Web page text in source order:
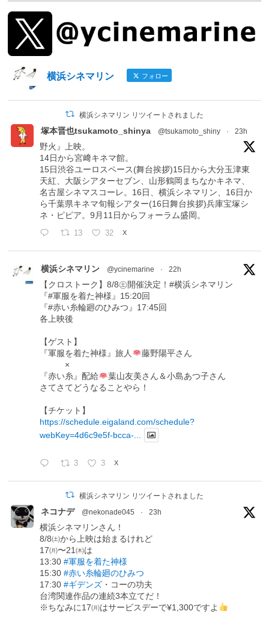
横浜シネマリン フォロー
横浜シネマリン リツイートされました
塚本晋也tsukamoto_shinya @tsukamoto_shiny · 23h
野火』上映。
14日から宮﨑キネマ館。
15日渋谷ユーロスペース(舞台挨拶)15日から大分玉津東
天紅、大阪シアターセブン、山形鶴岡まちなかキネマ、
名古屋シネマスコーレ。16日、横浜シネマリン、16日か
ら千葉県キネマ旬報シアター(16日舞台挨拶)兵庫宝塚シ
ネ・ピピア。9月11日からフォーラム盛岡。
13 32 X
横浜シネマリン @ycinemarine · 22h
【クロストーク】8/8㊏開催決定！#横浜シネマリン
『#軍服を着た神様』15:20回
『#赤い糸輪廻のひみつ』17:45回
各上映後
【ゲスト】
『軍服を着た神様』旅人
藤野陽平さん
×
『赤い糸』配給
葉山友美さん＆小島あつ子さん
さてさてどうなることやら！
【チケット】
https://schedule.eigaland.com/schedule?
webKey=4d6c9e5f-bcca-...
3 3 X
横浜シネマリン リツイートされました
ネコナデ @nekonade045 · 23h
横浜シネマリンさん！
8/8㈯から上映は始まるけれど
17㈪〜21㈭は
13:30#軍服を着た神様
15:30#赤い糸輪廻のひみつ
17:30#ギデンズ ・コーの功夫
台湾関連作品の連続3本立てだ！
※ちなみに17㈪はサービスデーで¥1,300ですよ